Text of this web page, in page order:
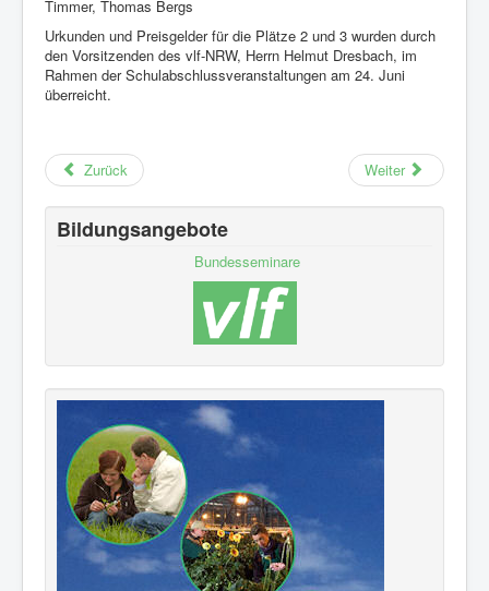
Timmer, Thomas Bergs
Urkunden und Preisgelder für die Plätze 2 und 3 wurden durch
den Vorsitzenden des vlf-NRW, Herrn Helmut Dresbach, im
Rahmen der Schulabschlussveranstaltungen am 24. Juni
überreicht.
Zurück Weiter
Bildungsangebote
Bundesseminare